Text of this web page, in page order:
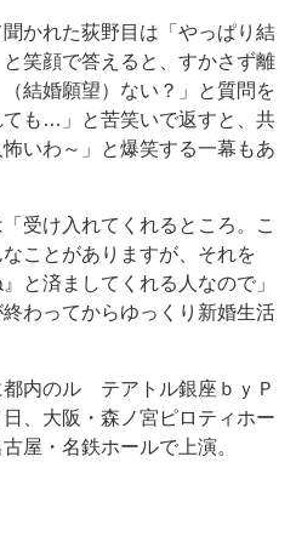
かれた荻野目は「やっぱり結
笑顔で答えると、すかさず離
結婚願望）ない？」と質問を
も…」と苦笑いで返すと、共
いわ～」と爆笑する一幕もあ
受け入れてくれるところ。こ
ことがありますが、それを
と済ましてくれる人なので」
わってからゆっくり新婚生活
内のル テアトル銀座ｂｙＰ
、大阪・森ノ宮ピロティホー
屋・名鉄ホールで上演。